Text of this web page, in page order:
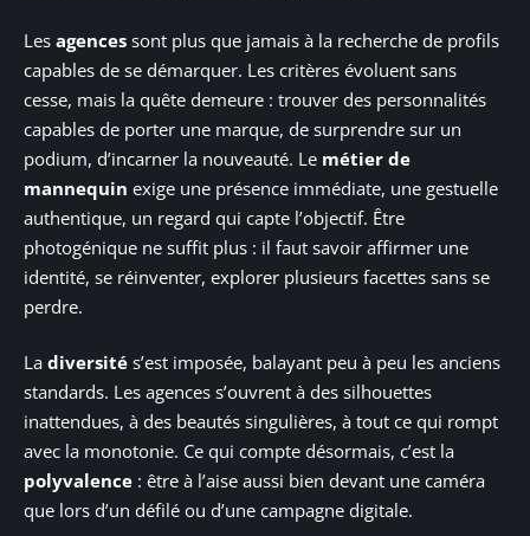
Les agences sont plus que jamais à la recherche de profils
capables de se démarquer. Les critères évoluent sans
cesse, mais la quête demeure : trouver des personnalités
capables de porter une marque, de surprendre sur un
podium, d’incarner la nouveauté. Le métier de
mannequin exige une présence immédiate, une gestuelle
authentique, un regard qui capte l’objectif. Être
photogénique ne suffit plus : il faut savoir affirmer une
identité, se réinventer, explorer plusieurs facettes sans se
perdre.
La diversité s’est imposée, balayant peu à peu les anciens
standards. Les agences s’ouvrent à des silhouettes
inattendues, à des beautés singulières, à tout ce qui rompt
avec la monotonie. Ce qui compte désormais, c’est la
polyvalence : être à l’aise aussi bien devant une caméra
que lors d’un défilé ou d’une campagne digitale.